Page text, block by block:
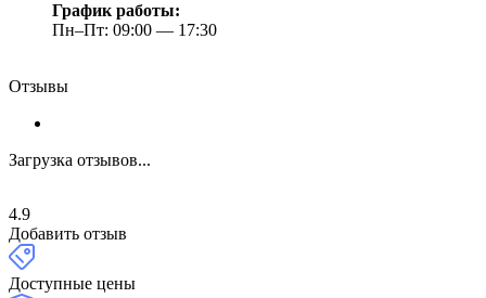
График работы:
Пн–Пт: 09:00 — 17:30
Отзывы
Загрузка отзывов...
4.9
Добавить отзыв
Доступные цены